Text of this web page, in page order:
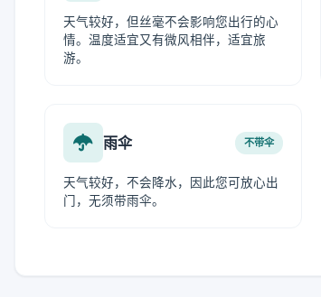
天气较好，但丝毫不会影响您出行的心
情。温度适宜又有微风相伴，适宜旅
游。
雨伞 不带伞
天气较好，不会降水，因此您可放心出
门，无须带雨伞。